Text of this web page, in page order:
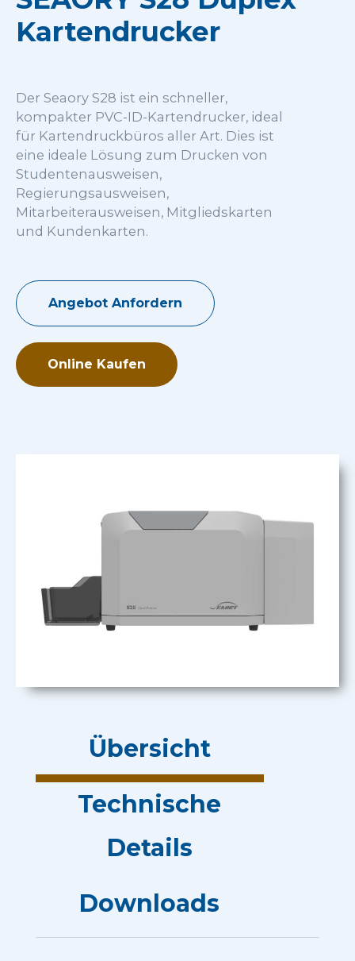
Kartendrucker
Der Seaory S28 ist ein schneller,
kompakter PVC-ID-Kartendrucker, ideal
für Kartendruckbüros aller Art. Dies ist
eine ideale Lösung zum Drucken von
Studentenausweisen,
Regierungsausweisen,
Mitarbeiterausweisen, Mitgliedskarten
und Kundenkarten.
Angebot Anfordern
Online Kaufen
Übersicht
Technische
Details
Downloads